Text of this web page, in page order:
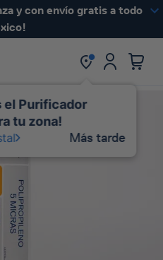
y con envío gratis a todo
el Purificador
tu zona!
Más tarde